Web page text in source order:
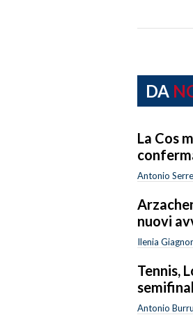
DA
La Cos
Antonio
nuovi
Ilenia
Tennis,
Antonio